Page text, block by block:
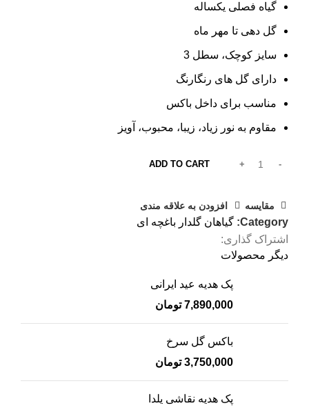
گیاه فصلی یکساله
گل دهی تا مهر ماه
سایز کوچک، سطل 3
دارای گل های رنگارنگ
مناسب برای داخل باکس
مقاوم به نور زیاد، زیبا، محبوب، آویز
ADD TO CART
مقایسه افزودن به علاقه مندی
Category: گیاهان گلدار باغچه ای
اشتراک گذاری:
دیگر محصولات
پک هدیه عید ایرانی
7,890,000 تومان
باکس گل سرخ
3,750,000 تومان
پک هدیه نقاشی یلدا